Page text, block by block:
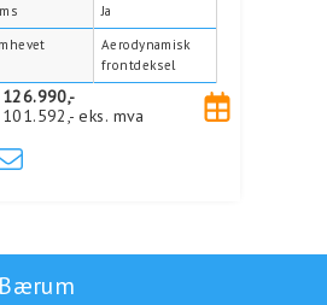
Ja
Aerodynamisk
frontdeksel
126.990,-
101.592,- eks. mva